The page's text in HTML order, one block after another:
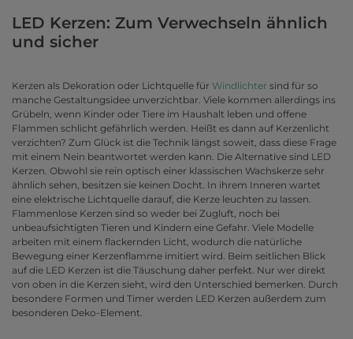
LED Kerzen: Zum Verwechseln ähnlich
und sicher
Kerzen als Dekoration oder Lichtquelle für Windlichter sind für so
manche Gestaltungsidee unverzichtbar. Viele kommen allerdings ins
Grübeln, wenn Kinder oder Tiere im Haushalt leben und offene
Flammen schlicht gefährlich werden. Heißt es dann auf Kerzenlicht
verzichten? Zum Glück ist die Technik längst soweit, dass diese Frage
mit einem Nein beantwortet werden kann. Die Alternative sind LED
Kerzen. Obwohl sie rein optisch einer klassischen Wachskerze sehr
ähnlich sehen, besitzen sie keinen Docht. In ihrem Inneren wartet
eine elektrische Lichtquelle darauf, die Kerze leuchten zu lassen.
Flammenlose Kerzen sind so weder bei Zugluft, noch bei
unbeaufsichtigten Tieren und Kindern eine Gefahr. Viele Modelle
arbeiten mit einem flackernden Licht, wodurch die natürliche
Bewegung einer Kerzenflamme imitiert wird. Beim seitlichen Blick
auf die LED Kerzen ist die Täuschung daher perfekt. Nur wer direkt
von oben in die Kerzen sieht, wird den Unterschied bemerken. Durch
besondere Formen und Timer werden LED Kerzen außerdem zum
besonderen Deko-Element.